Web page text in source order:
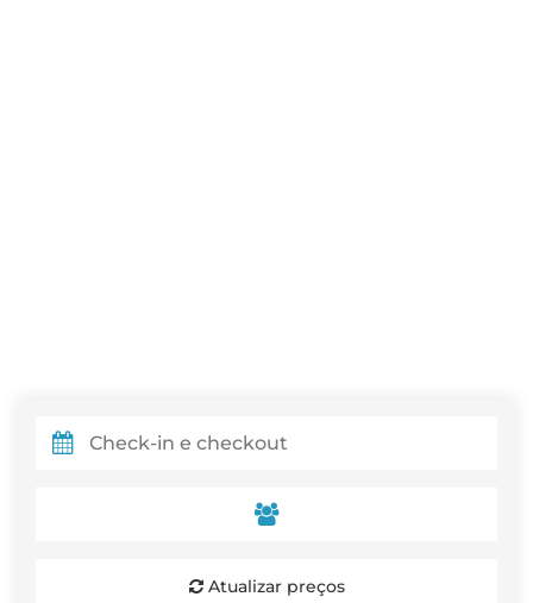
Atualizar preços